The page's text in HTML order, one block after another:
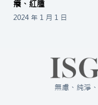
癢、紅腫
2024 年 1 月 1 日
無慮、純淨